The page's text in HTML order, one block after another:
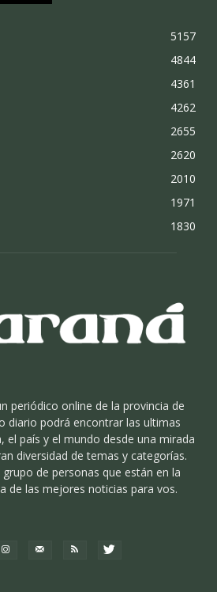
5157
4844
4361
4262
2655
2620
2010
1971
1830
periódico online de la provincia de
diario podrá encontrar las ultimas
el país y el mundo desde una mirada
diversidad de temas y categorías.
de personas que están en la
de las mejores noticias para vos.